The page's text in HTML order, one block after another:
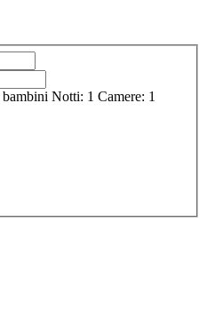
bambini Notti: 1 Camere: 1